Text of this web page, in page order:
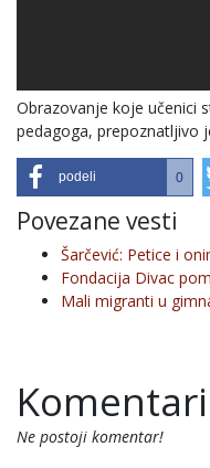
Obrazovanje koje učenici
pedagoga, prepoznatljivo
podeli 0
Povezane vesti
Šarčević: Petice i
Fondacija Divac
Mali migranti u
Ne postoji komentar!